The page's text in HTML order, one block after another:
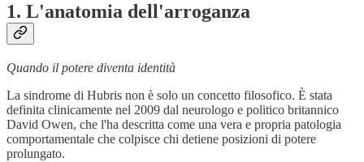
1. L'anatomia dell'arroganza
Quando il potere diventa identità
La sindrome di Hubris non è solo un concetto filosofico. È stata
definita clinicamente nel 2009 dal neurologo e politico britannico
David Owen, che l'ha descritta come una vera e propria patologia
comportamentale che colpisce chi detiene posizioni di potere
prolungato.